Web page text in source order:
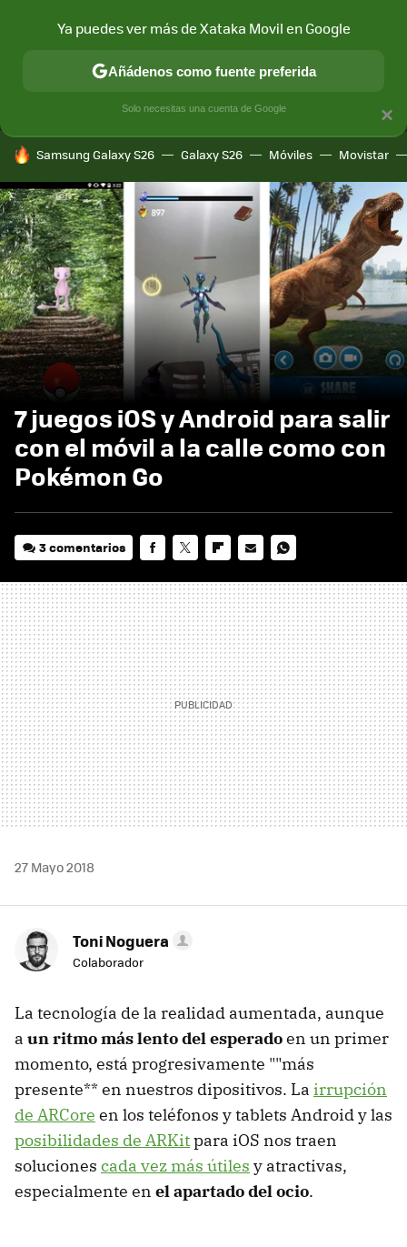
MÓVIL Y SOCIEDAD APLICACIONES
HOY SE HABLA DE
Samsung Galaxy S26 Galaxy S26 Móviles Movistar
7 juegos iOS y Android para salir
con el móvil a la calle como con
Pokémon Go
3 comentarios
MAIL
27 Mayo 2018
Toni Noguera
Colaborador
La tecnología de la realidad aumentada, aunque
a un ritmo más lento del esperadoen un primer
momento, está progresivamente ""más
presente** en nuestros dipositivos. La irrupción
de ARCore en los teléfonos y tablets Android y las
posibilidades de ARKitpara iOS nos traen
soluciones cada vez más útiles y atractivas,
especialmente en el apartado del ocio.
×
Ya puedes ver más de Xataka Movil en Google
Añádenos como fuente preferida
Solo necesitas una cuenta de Google